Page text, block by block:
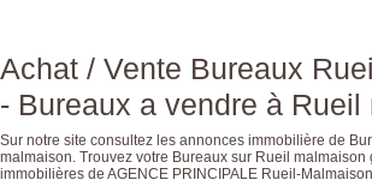
Achat / Vente Bureaux
- Bureaux a vendre à Rueil
Sur notre site consultez les annonces immobilière de
malmaison. Trouvez votre Bureaux sur Rueil malmaison
immobilières de AGENCE PRINCIPALE Rueil-